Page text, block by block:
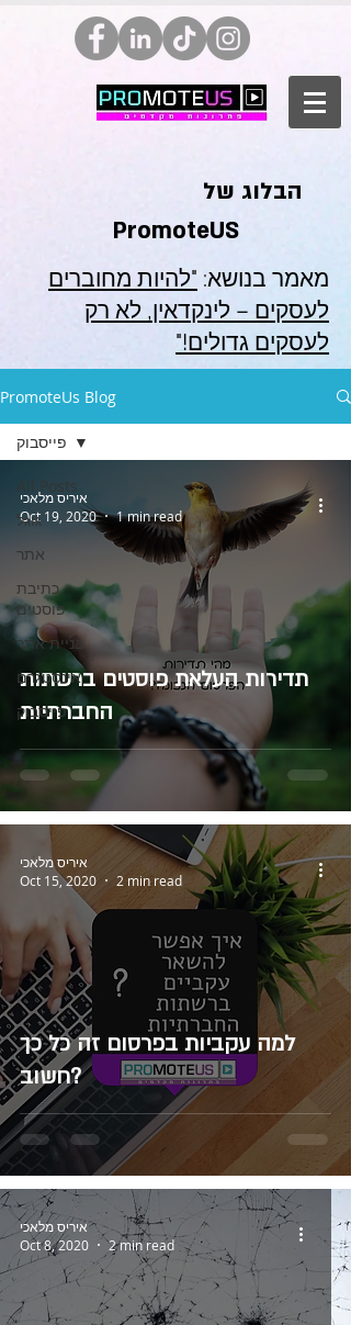
PromoteUS
מאמר בנושא: "להיות מחוברים
לעסקים – לינקדאין, לא רק
לעסקים גדולים!"
PromoteUs Blog
All Posts
גוגל
אתר
כתיבת
פוסטים
בניית אתר
אינסטגרם
פייסבוק
פייסבוק
תדירות העלאת פוסטים ברשתות
החברתיות
איריס מלאכי
Oct 19, 2020
1 min read
למה עקביות בפרסום זה כל כך
חשוב?
איריס מלאכי
Oct 15, 2020
2 min read
איריס מלאכי
Oct 8, 2020
2 min read